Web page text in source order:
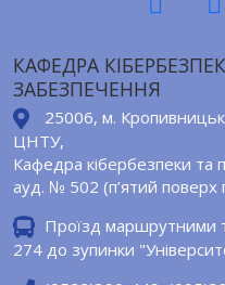
КАФЕДРА
ЗАБЕЗПЕЧЕННЯ
25006, м.
ЦНТУ,
Кафедра кібербезпеки та
ауд. № 502 (п’ятий поверх
Проїзд маршрутними
274 до зупинки